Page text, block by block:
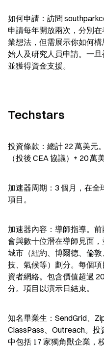
如何申請：訪問
申請每年開放兩次，分別
業想法，但需展示你如何
始人及研究人員申請。一
並獲得資金支援。
Techstars
投資條款：總計 22 萬美元
（投後 CEA 協議）+ 20 萬
加速器周期：3 個月，在
項目。
加速器內容：導師指導。
會與數十位潛在導師見面
城市（紐約、博爾德、倫
技、氣候等）劃分。每個
資者網絡。包含價值超過
分。項目以演示日結束。
知名畢業生：SendGrid、
ClassPass、Outreach。投
中包括 17 家獨角獸企業，